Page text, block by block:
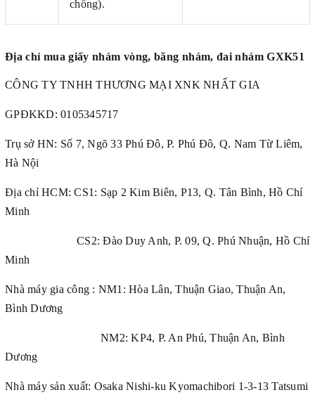
chồng).
Địa chỉ mua giấy nhám vòng, băng nhám, đai nhám GXK51
CÔNG TY TNHH THƯƠNG MẠI XNK NHẤT GIA
GPĐKKD: 0105345717
Trụ sở HN: Số 7, Ngõ 33 Phú Đô, P. Phú Đô, Q. Nam Từ Liêm,
Hà Nội
Địa chỉ HCM: CS1: Sạp 2 Kim Biên, P13, Q. Tân Bình, Hồ Chí
Minh
CS2: Đào Duy Anh, P. 09, Q. Phú Nhuận, Hồ Chí
Minh
Nhà máy gia công : NM1: Hòa Lân, Thuận Giao, Thuận An,
Bình Dương
NM2: KP4, P. An Phú, Thuận An, Bình
Dương
Nhà máy sản xuất: Osaka Nishi-ku Kyomachibori 1-3-13 Tatsumi